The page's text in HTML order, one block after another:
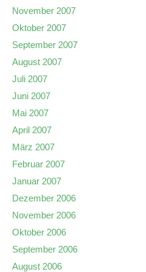
November 2007
Oktober 2007
September 2007
August 2007
Juli 2007
Juni 2007
Mai 2007
April 2007
März 2007
Februar 2007
Januar 2007
Dezember 2006
November 2006
Oktober 2006
September 2006
August 2006